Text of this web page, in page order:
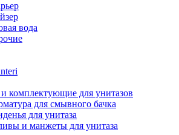
вода
и комплектующие для унитазов
для смывного бачка
для унитаза
и манжеты для унитаза